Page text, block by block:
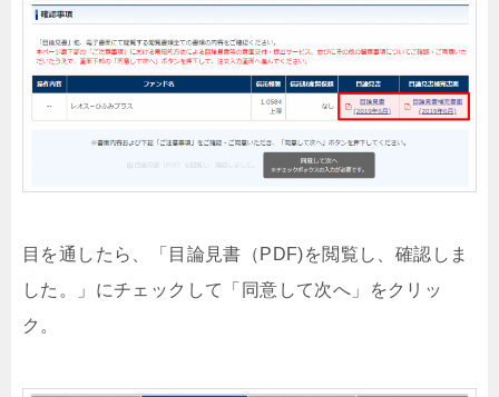
目を通したら、「目論見書（PDF)を閲覧し、確認しま
した。」にチェックして「同意して次へ」をクリッ
ク。